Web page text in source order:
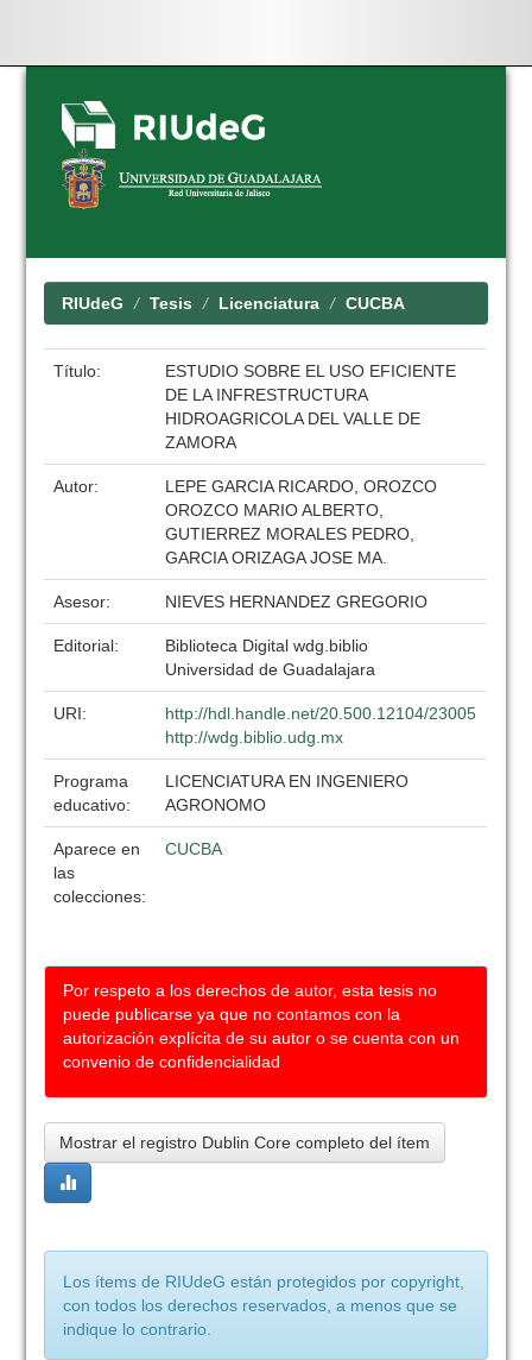
Skip
navigation
RIUdeG Tesis Licenciatura CUCBA
Título:
ESTUDIO SOBRE EL USO EFICIENTE
DE LA INFRESTRUCTURA
HIDROAGRICOLA DEL VALLE DE
ZAMORA
Autor:
LEPE GARCIA RICARDO, OROZCO
OROZCO MARIO ALBERTO,
GUTIERREZ MORALES PEDRO,
GARCIA ORIZAGA JOSE MA.
Asesor: NIEVES HERNANDEZ GREGORIO
Editorial:
Biblioteca Digital wdg.biblio
Universidad de Guadalajara
URI:
http://hdl.handle.net/20.500.12104/23005
http://wdg.biblio.udg.mx
Programa
educativo:
LICENCIATURA EN INGENIERO
AGRONOMO
Aparece en
las
colecciones:
CUCBA
Por respeto a los derechos de autor, esta tesis no
puede publicarse ya que no contamos con la
autorización explícita de su autor o se cuenta con un
convenio de confidencialidad
Mostrar el registro Dublin Core completo del ítem
Los ítems de RIUdeG están protegidos por copyright,
con todos los derechos reservados, a menos que se
indique lo contrario.